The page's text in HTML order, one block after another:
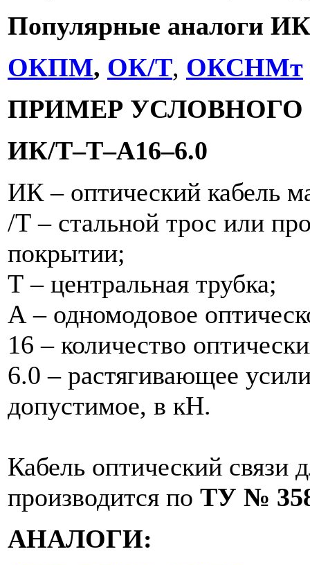
Популярные аналоги
ОКПМ, ОК/Т, ОКСНМт
ПРИМЕР УСЛОВНОГО
ИК/Т–Т–А16–6.0
ИК – оптический кабель
/Т – стальной трос или
покрытии;
Т – центральная трубка;
А – одномодовое
16 – количество
6.0 – растягивающее
допустимое, в кН.
Кабель оптический связи
производится по ТУ №
АНАЛОГИ: